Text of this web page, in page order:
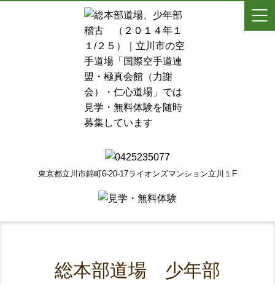
東京都立川市錦町6-20-17ライオンズマンション立川１F
総本部道場 少年部